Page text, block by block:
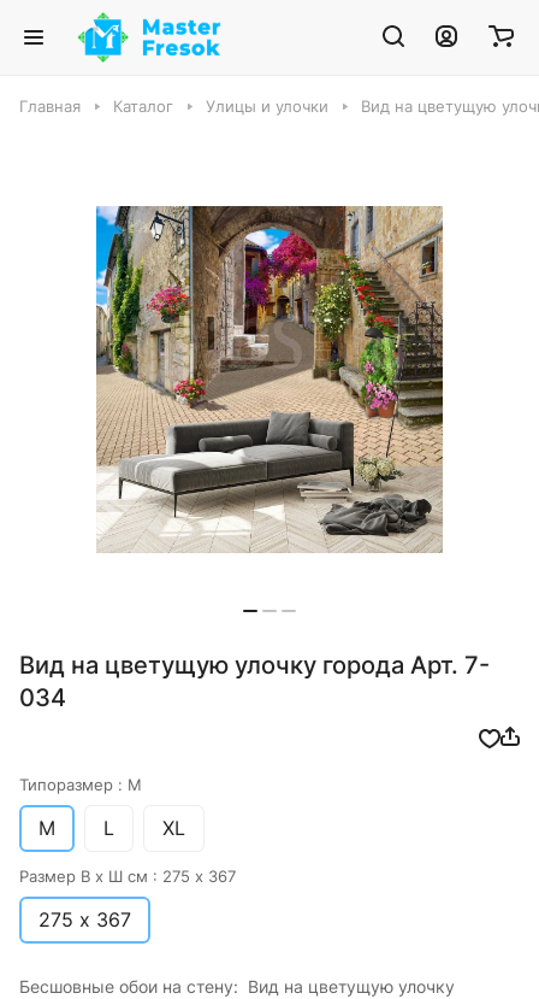
Главная Каталог Улицы и улочки Вид на цветущую
Вид на цветущую улочку города Арт. 7-
034
Типоразмер : M
M L XL
Размер В х Ш см : 275 х 367
275 х 367
Бесшовные обои на стену: Вид на цветущую улочку